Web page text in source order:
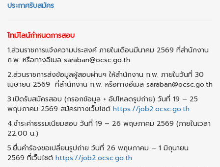
ประกาศรับสมัคร
ไทม์ไลน์กำหนดการสอบ
1.ส่วนราชการแจ้งความประสงค์ ภายในเดือนมีนาคม 2569 ที่สำนักงาน
ก.พ. หรือทางอีเมล saraban@ocsc.go.th
2.ส่วนราชการส่งข้อมูลผู้สอบผ่านฯ ให้สำนักงาน ก.พ. ภายในวันที่ 30
เมษายน 2569 ที่สำนักงาน ก.พ. หรือทางอีเมล saraban@ocsc.go.th
3.เปิดรับสมัครสอบ (กรอกข้อมูล + อัปโหลดรูปถ่าย) วันที่ 19 – 25
พฤษภาคม 2569 สมัครทางเว็บไซต์https://job2.ocsc.go.th
4.ชำระค่าธรรมเนียมสอบ วันที่ 19 – 26 พฤษภาคม 2569 (ภายในเวลา
22.00 น.)
5.ยื่นคำร้องขอเปลี่ยนรูปถ่าย วันที่ 26 พฤษภาคม – 1 มิถุนายน
2569 ที่เว็บไซต์https://job2.ocsc.go.th